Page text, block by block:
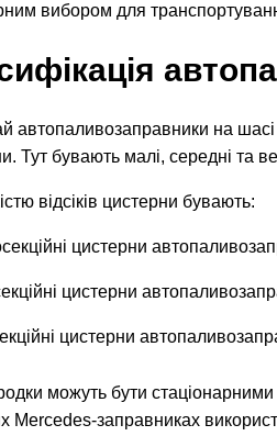
вибором для
автопаливозаправники на
Тут бувають малі, середні та
відсіків цистерни бувають:
цистерни
цистерни
цистерни
можуть бути
Mercedes-заправниках